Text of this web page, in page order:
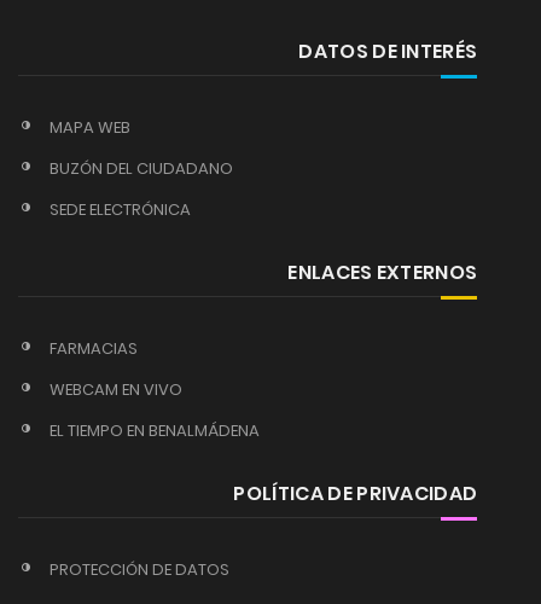
DATOS DE INTERÉS
MAPA WEB
BUZÓN DEL CIUDADANO
SEDE ELECTRÓNICA
ENLACES EXTERNOS
FARMACIAS
WEBCAM EN VIVO
EL TIEMPO EN BENALMÁDENA
POLÍTICA DE PRIVACIDAD
PROTECCIÓN DE DATOS